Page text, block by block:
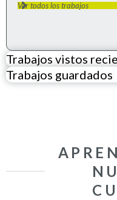
Ver todos los trabajos
Trabajos vistos
Trabajos guardados